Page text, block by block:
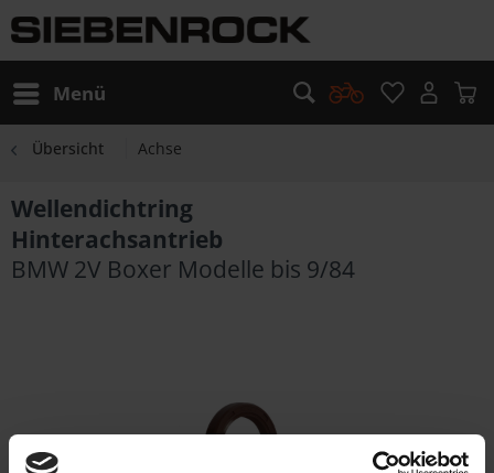
Menü
Übersicht Achse
Wellendichtring
Hinterachsantrieb
BMW 2V Boxer Modelle bis 9/84